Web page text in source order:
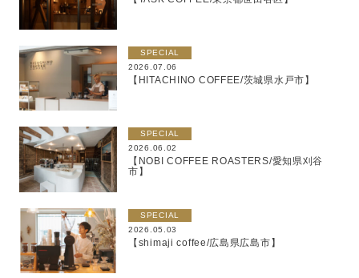
SPECIAL
2026.07.06
【HITACHINO COFFEE/茨城県水戸市】
SPECIAL
2026.06.02
【NOBI COFFEE ROASTERS/愛知県刈谷
市】
SPECIAL
2026.05.03
【shimaji coffee/広島県広島市】